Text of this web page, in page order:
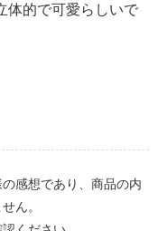
体的で可愛らしいで
感想であり、商品の内
ん。